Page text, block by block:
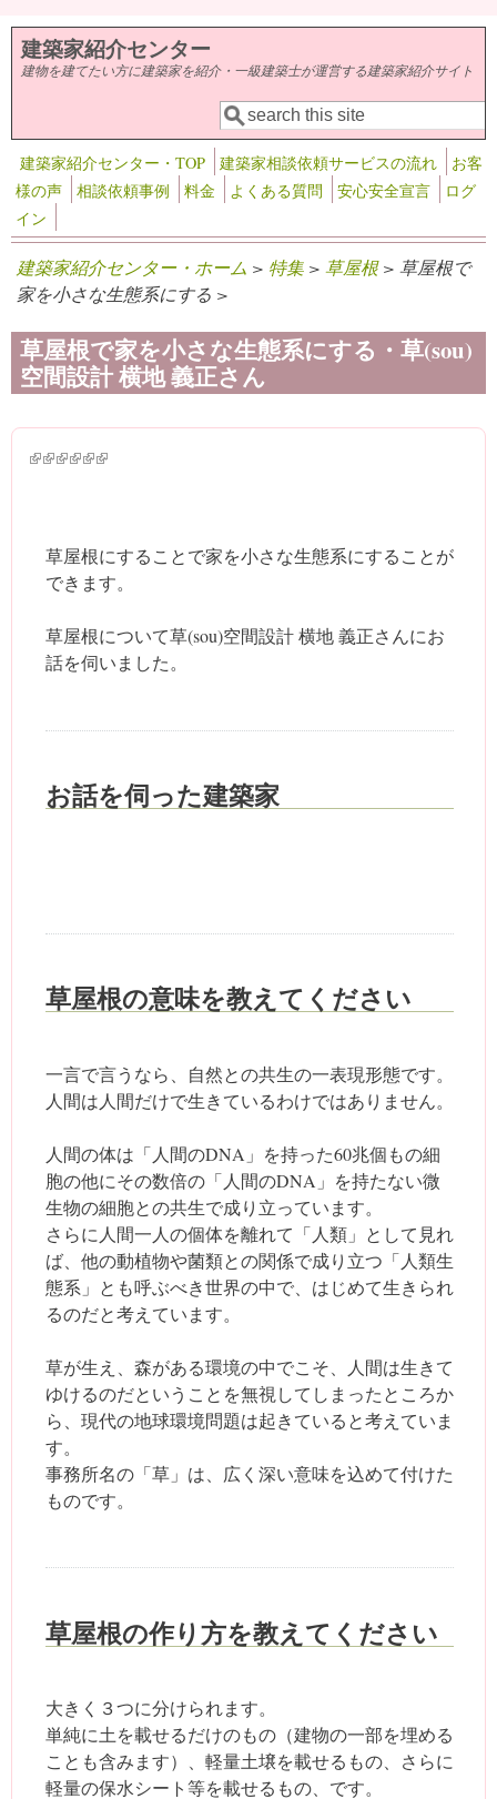
メインコンテンツに移動
建築家紹介センター
建物を建てたい方に建築家を紹介・一級建築士が運営する建築家紹介サイト
検索フォーム
検索
建築家紹介センター・TOP 建築家相談依頼サービスの流れ
お客
様の声
相談依頼事例 料金 よくある質問 安心安全宣言
ログ
イン
建築家紹介センター・ホーム > 特集 > 草屋根> 草屋根で
家を小さな生態系にする >
草屋根で家を小さな生態系にする・草(sou)
空間設計 横地 義正さん
(link is external)
(link is external)
(link is external)
(link is external)
(link is external)
(link is external)
草屋根にすることで家を小さな生態系にすることが
できます。
草屋根について草(sou)空間設計 横地 義正さんにお
話を伺いました。
お話を伺った建築家
草屋根の意味を教えてください
一言で言うなら、自然との共生の一表現形態です。
人間は人間だけで生きているわけではありません。
人間の体は「人間のDNA」を持った60兆個もの細
胞の他にその数倍の「人間のDNA」を持たない微
生物の細胞との共生で成り立っています。
さらに人間一人の個体を離れて「人類」として見れ
ば、他の動植物や菌類との関係で成り立つ「人類生
態系」とも呼ぶべき世界の中で、はじめて生きられ
るのだと考えています。
草が生え、森がある環境の中でこそ、人間は生きて
ゆけるのだということを無視してしまったところか
ら、現代の地球環境問題は起きていると考えていま
す。
事務所名の「草」は、広く深い意味を込めて付けた
ものです。
草屋根の作り方を教えてください
大きく３つに分けられます。
単純に土を載せるだけのもの（建物の一部を埋める
ことも含みます）、軽量土壌を載せるもの、さらに
軽量の保水シート等を載せるもの、です。